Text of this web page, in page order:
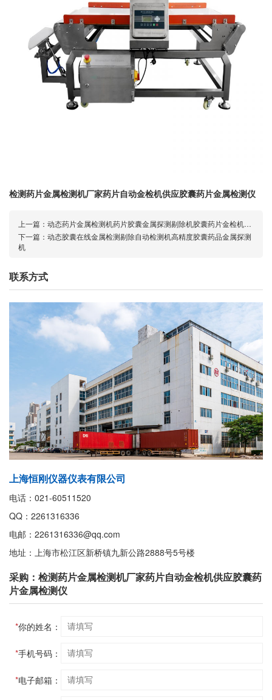
检测药片金属检测机厂家药片自动金检机供应胶囊药片金属检测仪
上一篇： 动态药片金属检测机药片胶囊金属探测剔除机胶囊药片金检机厂家
下一篇： 动态胶囊在线金属检测剔除自动检测机高精度胶囊药品金属探测
机
联系方式
上海恒刚仪器仪表有限公司
电话：021-60511520
QQ：2261316336
电邮：2261316336@qq.com
地址：上海市松江区新桥镇九新公路2888号5号楼
采购：检测药片金属检测机厂家药片自动金检机供应胶囊药
片金属检测仪
*你的姓名：
*手机号码：
*电子邮箱：